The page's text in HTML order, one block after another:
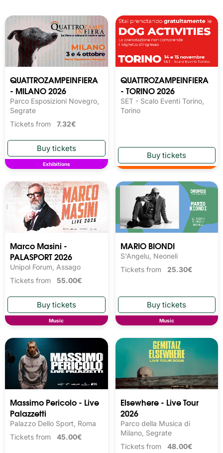
QUATTROZAMPEINFIERA
- MILANO 2026
Parco Esposizioni Novegro,
Segrate
Tickets from 7.32€
Exhibitions
QUATTROZAMPEINFIERA
- TORINO 2026
SET - Scalo Eventi Torino,
Torino
Marco Masini -
PALASPORT 2026
Unipol Forum, Assago
Tickets from 55.00€
Music
MARIO BIONDI
S'Angelu, Neoneli
Tickets from 25.30€
Music
Massimo Pericolo - Live
Palazzetti
Palazzo Dello Sport, Roma
Tickets from 45.00€
Elsewhere - Live Tour
2026
Parco della Musica di
Milano, Segrate
Tickets from 48.00€